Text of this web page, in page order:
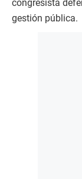
congresista
gestión pública.